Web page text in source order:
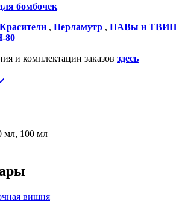
бомбочек
Красители , Перламутр , ПАВы и ТВИН
80
и комплектации заказов здесь
мл, 100 мл